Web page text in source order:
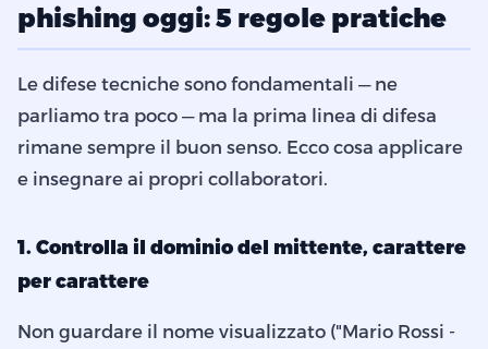
phishing oggi: 5 regole pratiche
Le difese tecniche sono fondamentali — ne
parliamo tra poco — ma la prima linea di difesa
rimane sempre il buon senso. Ecco cosa applicare
e insegnare ai propri collaboratori.
1. Controlla il dominio del mittente, carattere
per carattere
Non guardare il nome visualizzato ("Mario Rossi -